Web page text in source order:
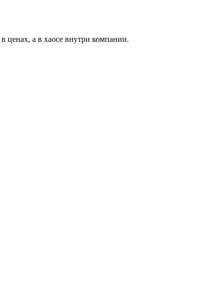
ценах, а в хаосе внутри компании.